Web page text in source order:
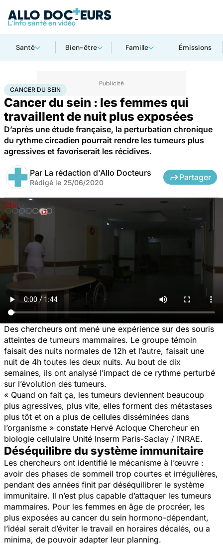
Santé Bien-être Famille Émissions
AccueilSanté Maladies Cancer du sein
CANCER DU SEIN
Cancer du sein : les femmes qui
travaillent de nuit plus exposées
D’après une étude française, la perturbation chronique
du rythme circadien pourrait rendre les tumeurs plus
agressives et favoriserait les récidives.
Par La rédaction d'Allo Docteurs
Rédigé le 25/06/2020
Partager
Des chercheurs ont mené une expérience sur des souris
atteintes de tumeurs mammaires. Le groupe témoin
faisait des nuits normales de 12h et l’autre, faisait une
nuit de 4h toutes les deux nuits. Au bout de dix
semaines, ils ont analysé l’impact de ce rythme perturbé
sur l’évolution des tumeurs.
« Quand on fait ça, les tumeurs deviennent beaucoup
plus agressives, plus vite, elles forment des métastases
plus tôt et on a plus de cellules disséminées dans
l’organisme » constate Hervé Acloque Chercheur en
biologie cellulaire Unité Inserm Paris-Saclay / INRAE.
Déséquilibre du système immunitaire
Les chercheurs ont identifié le mécanisme à l’œuvre :
avoir des phases de sommeil trop courtes et irrégulières,
pendant des années finit par déséquilibrer le système
immunitaire. Il n’est plus capable d’attaquer les tumeurs
mammaires. Pour les femmes en âge de procréer, les
plus exposées au cancer du sein hormono-dépendant,
l’idéal serait d’éviter le travail en horaires décalés, ou a
minima, de pouvoir adapter leur planning.